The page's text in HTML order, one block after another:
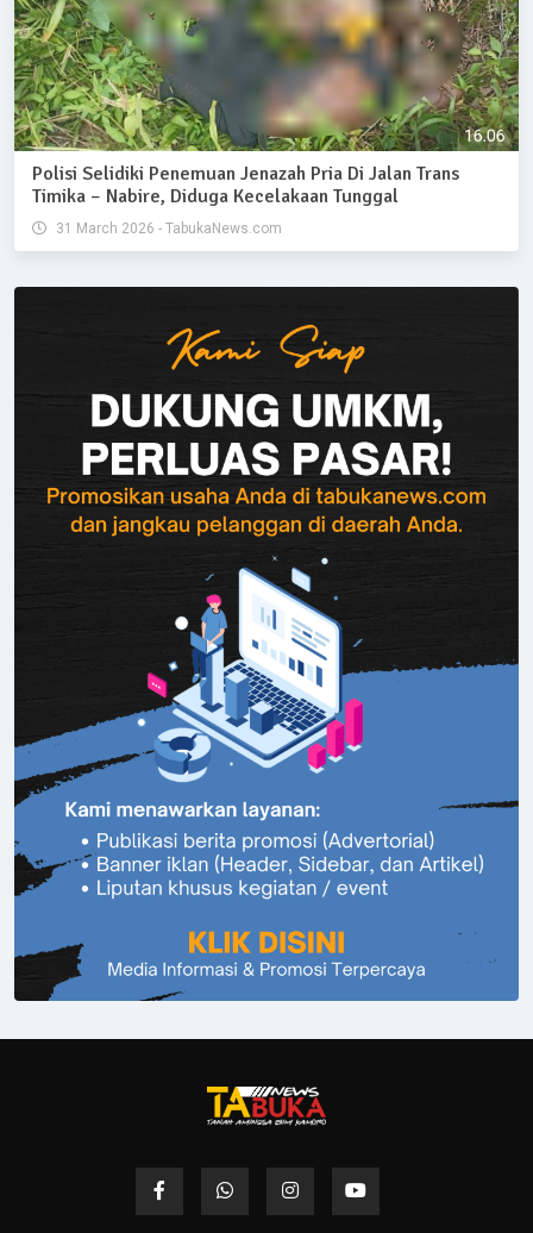
Polisi Selidiki Penemuan Jenazah Pria Di Jalan Trans
Timika – Nabire, Diduga Kecelakaan Tunggal
31 March 2026 - TabukaNews.com